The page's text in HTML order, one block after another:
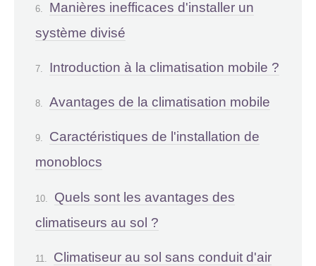
Manières inefficaces d'installer un
système divisé
Introduction à la climatisation mobile ?
Avantages de la climatisation mobile
Caractéristiques de l'installation de
monoblocs
Quels sont les avantages des
climatiseurs au sol ?
Climatiseur au sol sans conduit d'air